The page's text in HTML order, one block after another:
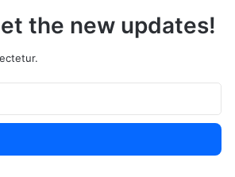
the new updates!